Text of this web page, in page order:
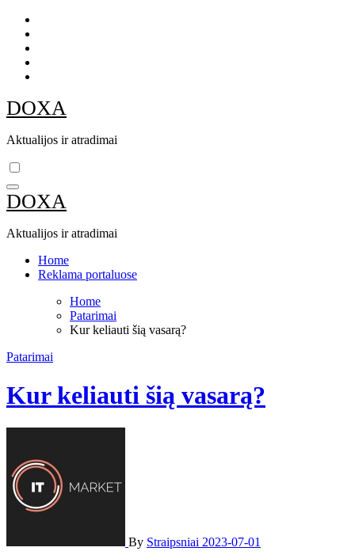
Skip
content
DOXA
Aktualijos ir atradimai
DOXA
Aktualijos ir atradimai
Home
Reklama portaluose
Home
Patarimai
Kur keliauti šią vasarą?
Patarimai
Kur keliauti šią vasarą?
By Straipsniai 2023-07-01